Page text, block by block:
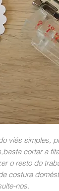
viés simples,
cortar a
o resto do
costura
nos.